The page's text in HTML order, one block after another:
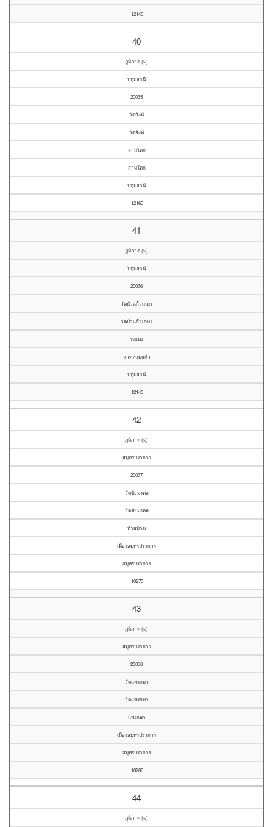
12140
40
ภูมิภาค (ม)
ปทุมธานี
20035
วัดสิงห์
วัดสิงห์
สามโคก
สามโคก
ปทุมธานี
12160
41
ภูมิภาค (ม)
ปทุมธานี
20036
วัดบัวแก้วเกษร
วัดบัวแก้วเกษร
ระแหง
ลาดหลุมแก้ว
ปทุมธานี
12140
42
ภูมิภาค (ม)
สมุทรปราการ
20037
วัดชัยมงคล
วัดชัยมงคล
ท้ายบ้าน
เมืองสมุทรปราการ
สมุทรปราการ
10270
43
ภูมิภาค (ม)
สมุทรปราการ
20038
วัดแพรกษา
วัดแพรกษา
แพรกษา
เมืองสมุทรปราการ
สมุทรปราการ
10280
44
ภูมิภาค (ม)